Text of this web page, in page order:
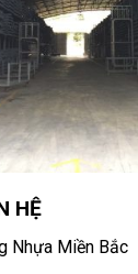
HỆ
Nhựa Miền Bắc